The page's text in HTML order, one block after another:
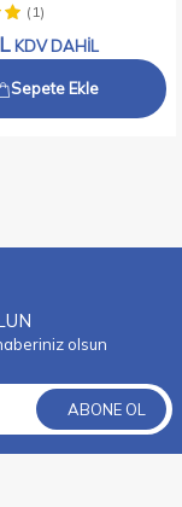
(1)
KDV DAHİL
Sepete Ekle
olsun
ABONE OL